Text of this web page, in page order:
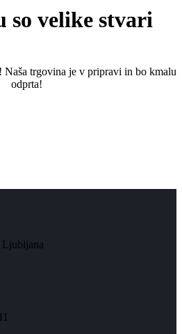
so velike stvari
trgovina je v pripravi in ​​bo kmalu
odprta!
Ljubljana